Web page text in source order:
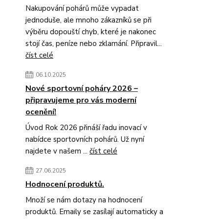
Nakupování pohárů může vypadat
jednoduše, ale mnoho zákazníků se při
výběru dopouští chyb, které je nakonec
stojí čas, peníze nebo zklamání. Připravil...
číst celé
06.10.2025
Nové sportovní poháry 2026 –
připravujeme pro vás moderní
ocenění!
Úvod Rok 2026 přináší řadu inovací v
nabídce sportovních pohárů. Už nyní
najdete v našem ... číst celé
27.06.2025
Hodnocení produktů.
Množí se nám dotazy na hodnocení
produktů. Emaily se zasílají automaticky a